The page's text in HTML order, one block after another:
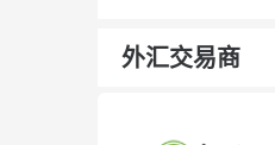
外汇交易商